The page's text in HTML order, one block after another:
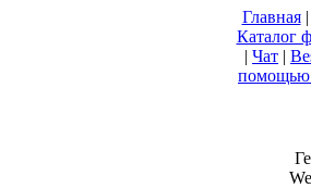
Главная|
Каталог
| Чат |
помощью